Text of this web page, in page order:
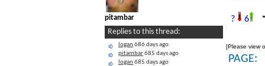
pitambar
Replies to this thread:
logan 686 days ago
pitambar685 days ago
logan 685 days ago
? 6
[Please view
PAGE: